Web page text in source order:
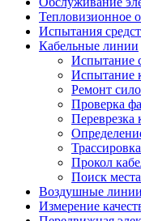
Тепловизионное
Испытания
Кабельные линии
Испытание
Испытание
Ремонт
Проверка
Переврезка
Прокол
Поиск
Воздушные линии
Измерение